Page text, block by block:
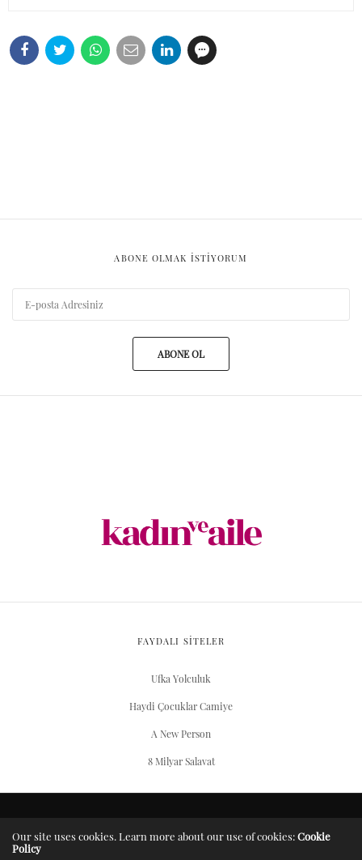
ABONE OLMAK ISTIYORUM
ABONE OL
FAYDALI SİTELER
Ufka Yolculuk
Haydi Çocuklar Camiye
A New Person
8 Milyar Salavat
Our site uses cookies. Learn more about our use of cookies:Cookie
Policy